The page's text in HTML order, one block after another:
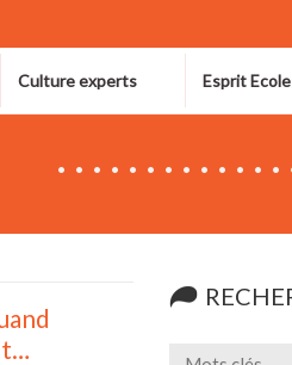
Culture experts Esprit Ecole